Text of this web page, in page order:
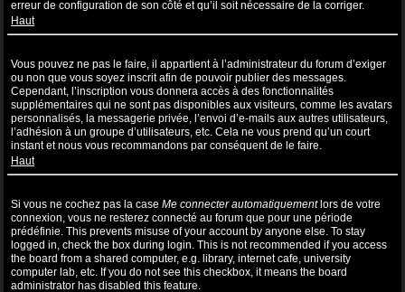
erreur de configuration de son côté et qu’il soit nécessaire de la corriger.
Haut
Vous pouvez ne pas le faire, il appartient à l’administrateur du forum d’exiger
ou non que vous soyez inscrit afin de pouvoir publier des messages.
Cependant, l’inscription vous donnera accès à des fonctionnalités
supplémentaires qui ne sont pas disponibles aux visiteurs, comme les avatars
personnalisés, la messagerie privée, l’envoi d’e-mails aux autres utilisateurs,
l’adhésion à un groupe d’utilisateurs, etc. Cela ne vous prend qu’un court
instant et nous vous recommandons par conséquent de le faire.
Haut
Si vous ne cochez pas la case Me connecter automatiquementlors de votre
connexion, vous ne resterez connecté au forum que pour une période
prédéfinie. This prevents misuse of your account by anyone else. To stay
logged in, check the box during login. This is not recommended if you access
the board from a shared computer, e.g. library, internet cafe, university
computer lab, etc. If you do not see this checkbox, it means the board
administrator has disabled this feature.